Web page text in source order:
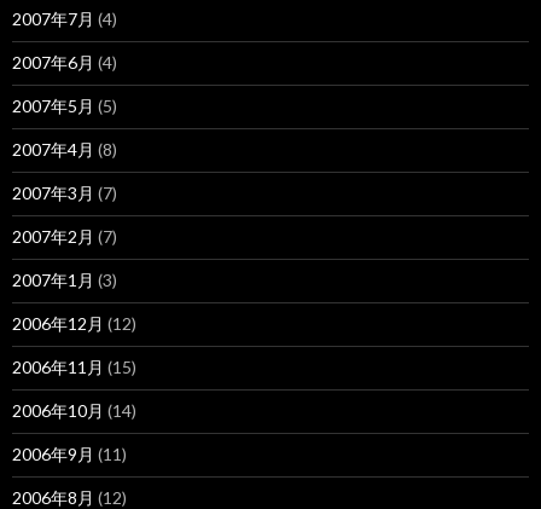
2007年7月 (4)
2007年6月 (4)
2007年5月 (5)
2007年4月 (8)
2007年3月 (7)
2007年2月 (7)
2007年1月 (3)
2006年12月 (12)
2006年11月 (15)
2006年10月 (14)
2006年9月 (11)
2006年8月 (12)